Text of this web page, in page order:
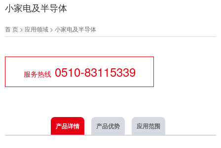
小家电及半导体
首 页 > 应用领域 > 小家电及半导体
服务热线0510-83115339
产品详情 产品优势 应用范围